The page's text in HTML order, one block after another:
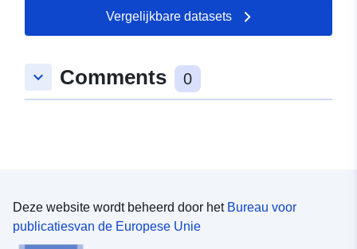
Ruimtelijk: Coördinaten: [ [ 9.7406123,
48.6767546 ], [ 9.741764,
48.6762607 ], [ 9.7406123,
http://data.europa.eu/eli/reg/2009/
Vergelijkbare datasets
keyboard_arrow_down Comments 0
Deze website wordt beheerd door het Bureau voor
publicatiesvan de Europese Unie